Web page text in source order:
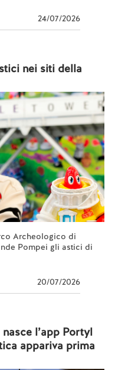
24/07/2026
nei siti della
Archeologico di
Pompei gli astici di
20/07/2026
l’app Portyl
appariva prima